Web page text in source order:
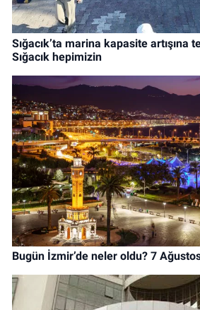
Sığacık’ta marina kapasite artışına
Sığacık hepimizin
Bugün İzmir’de neler oldu? 7